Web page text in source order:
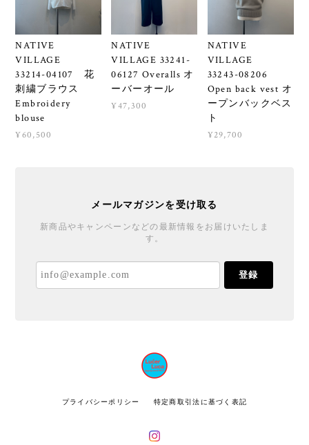
NATIVE
VILLAGE
33214-04107 花
刺繍ブラウス
Embroidery
blouse
¥60,500
NATIVE
VILLAGE 33241-
06127 Overalls オ
ーバーオール
¥47,300
NATIVE
VILLAGE
33243-08206
Open back vest オ
ープンバックベス
ト
¥29,700
メールマガジンを受け取る
新商品やキャンペーンなどの最新情報をお届けいたしま
す。
登録
プライバシーポリシー 特定商取引法に基づく表記